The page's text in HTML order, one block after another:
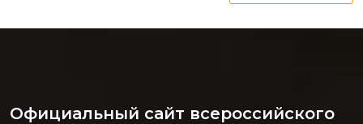
Официальный сайт всероссийского